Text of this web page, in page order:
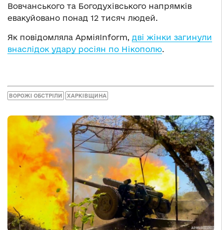
Вовчанського та Богодухівського напрямків
евакуйовано понад 12 тисяч людей.
Як повідомляла АрміяInform, дві жінки загинули
внаслідок удару росіян по Нікополю.
ВОРОЖІ ОБСТРІЛИ ХАРКІВЩИНА